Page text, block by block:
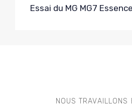
Essai du MG MG7
NOUS TRAVAILLONS